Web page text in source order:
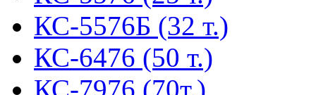
КС-5576Б (32 т.)
КС-6476 (50 т.)